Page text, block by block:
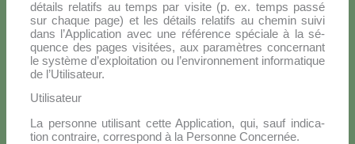
dé­tails re­la­tifs au temps par vi­si­te (p. ex. temps pas­sé
sur cha­que pa­ge) et les dé­tails re­la­tifs au che­min sui­vi
dans l’Application avec une ré­fé­ren­ce spé­cia­le à la sé­
quen­ce des pa­ges vi­si­tées, aux pa­ra­mè­tres con­cer­nant
le sy­stè­me d’exploitation ou l’environnement in­for­ma­ti­que
de l’Utilisateur.
Utilisateur
La per­son­ne uti­li­sant cet­te Ap­pli­ca­tion, qui, sauf in­di­ca­
tion con­trai­re, cor­re­spond à la Per­son­ne Con­cer­née.